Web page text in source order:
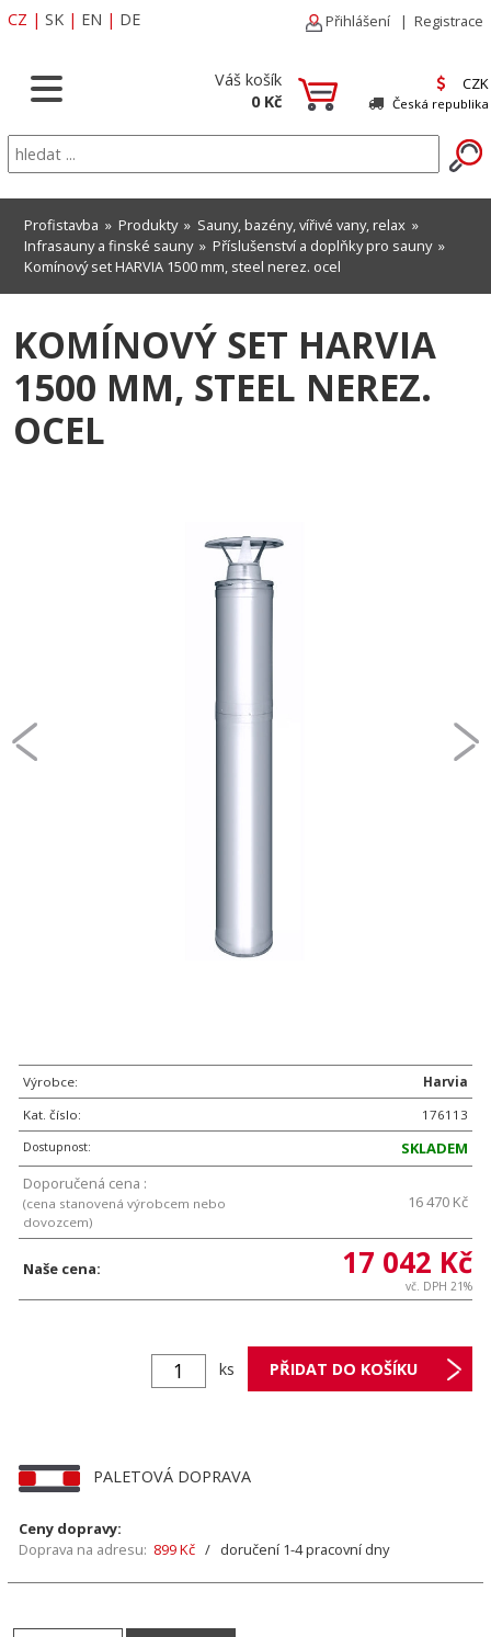
CZ | SK | EN | DE Přihlášení | Registrace
Váš košík
0 Kč
CZK
Česká republika
Profistavba » Produkty» Sauny, bazény, vířivé vany, relax »
Infrasauny a finské sauny» Příslušenství a doplňky pro sauny»
Komínový set HARVIA 1500 mm, steel nerez. ocel
KOMÍNOVÝ SET HARVIA
1500 MM, STEEL NEREZ.
OCEL
Výrobce:
Harvia
Kat. číslo:
176113
Dostupnost:
SKLADEM
Doporučená cena :
(cena stanovená výrobcem nebo
dovozcem)
16 470 Kč
Naše cena: 17 042 Kč
vč. DPH 21%
ks
PALETOVÁ DOPRAVA
Ceny dopravy:
Doprava na adresu: 899 Kč / doručení 1-4 pracovní dny